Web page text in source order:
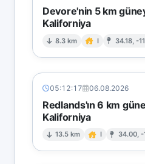
Devore'nin 5 km
Kaliforniya
8.3 km I 34.18, -
05:12:17 06.08.2026
Redlands'ın 6 km
Kaliforniya
13.5 km I 34.00, -